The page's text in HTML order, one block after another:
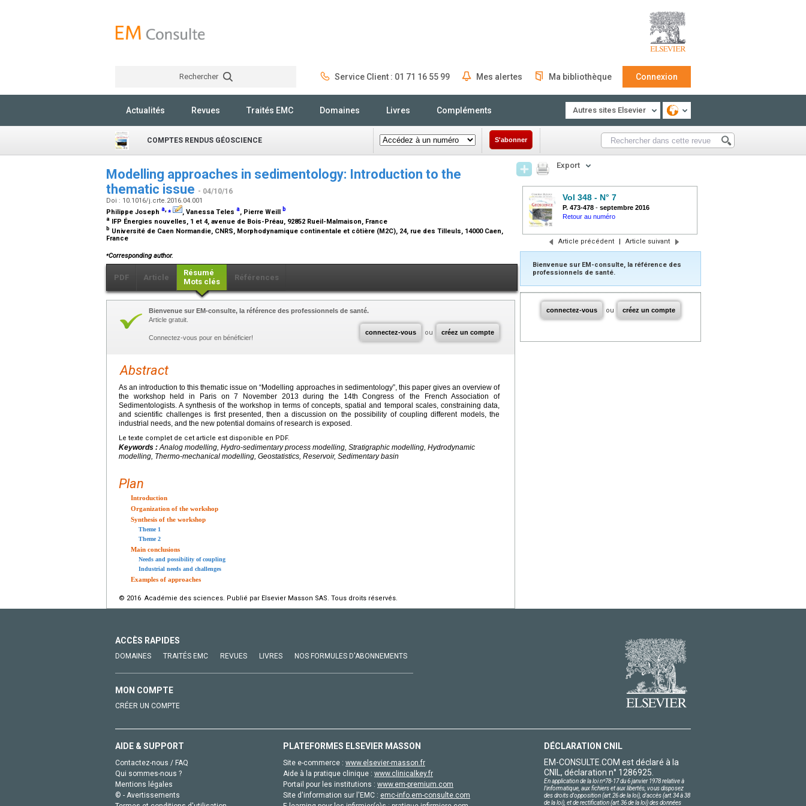
Rechercher Service Client : 01 71 16 55 99 Mes alertes Ma bibliothèque Connexion
Actualités Revues Traités EMC Domaines Livres Compléments Autres sites Elsevier
COMPTES RENDUS GÉOSCIENCE S'abonner
Modelling approaches in sedimentology: Introduction to the
thematic issue - 04/10/16
Doi : 10.1016/j.crte.2016.04.001
Philippe Joseph a,⁎ , Vanessa Teles a, Pierre Weill b
a IFP Énergies nouvelles, 1 et 4, avenue de Bois-Préau, 92852 Rueil-Malmaison, France
b Université de Caen Normandie, CNRS, Morphodynamique continentale et côtière (M2C), 24, rue des Tilleuls, 14000 Caen,
France
⁎Corresponding author.
PDF Article
Résumé
Mots clés
Références
connectez-vous ou créez un compte
Bienvenue sur EM-consulte, la référence des professionnels de santé.
Article gratuit.
Connectez-vous pour en bénéficier!
Abstract
As an introduction to this thematic issue on “Modelling approaches in sedimentology”, this paper gives an overview of
the workshop held in Paris on 7 November 2013 during the 14th Congress of the French Association of
Sedimentologists. A synthesis of the workshop in terms of concepts, spatial and temporal scales, constraining data,
and scientific challenges is first presented, then a discussion on the possibility of coupling different models, the
industrial needs, and the new potential domains of research is exposed.
Le texte complet de cet article est disponible en PDF.
Keywords :Analog modelling, Hydro-sedimentary process modelling, Stratigraphic modelling, Hydrodynamic
modelling, Thermo-mechanical modelling, Geostatistics, Reservoir, Sedimentary basin
Plan
Introduction
Organization of the workshop
Synthesis of the workshop
Theme 1
Theme 2
Main conclusions
Needs and possibility of coupling
Industrial needs and challenges
Examples of approaches
© 2016 Académie des sciences. Publié par Elsevier Masson SAS. Tous droits réservés.
Export
Vol 348 - N° 7
P. 473-478 - septembre 2016
Retour au numéro
Article précédent | Article suivant
Bienvenue sur EM-consulte, la référence des
professionnels de santé.
connectez-vous ou créez un compte
ACCÈS RAPIDES
DOMAINES TRAITÉS EMC REVUES LIVRES NOS FORMULES D'ABONNEMENTS
MON COMPTE
CRÉER UN COMPTE
AIDE & SUPPORT
Contactez-nous / FAQ
Qui sommes-nous ?
Mentions légales
© - Avertissements
PLATEFORMES ELSEVIER MASSON
Site e-commerce : www.elsevier-masson.fr
Aide à la pratique clinique : www.clinicalkey.fr
Portail pour les institutions : www.em-premium.com
Site d'information sur l'EMC : emc-info.em-consulte.com
DÉCLARATION CNIL
EM-CONSULTE.COM est déclaré à la
CNIL, déclaration n° 1286925.
En application de la loi nº78-17 du 6 janvier 1978 relative à
l'informatique, aux fichiers et aux libertés, vous disposez
des droits d'opposition (art.26 de la loi), d'accès (art.34 à 38
de la loi), et de rectification (art.36 de la loi) des données